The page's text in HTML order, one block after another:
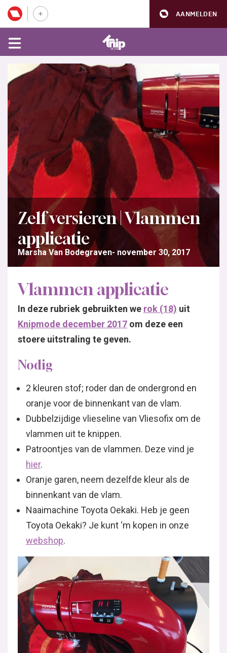
AANMELDEN
Zelf versieren | Vlammen
applicatie
Marsha Van Bodegraven november 30, 2017
Vlammen applicatie
In deze rubriek gebruikten we rok (18) uit
Knipmode december 2017 om deze een
stoere uitstraling te geven.
Nodig
2 kleuren stof; roder dan de ondergrond en
oranje voor de binnenkant van de vlam.
Dubbelzijdige vlieseline van Vliesofix om de
vlammen uit te knippen.
Patroontjes van de vlammen. Deze vind je
hier.
Oranje garen, neem dezelfde kleur als de
binnenkant van de vlam.
Naaimachine Toyota Oekaki. Heb je geen
Toyota Oekaki? Je kunt ‘m kopen in onze
webshop.